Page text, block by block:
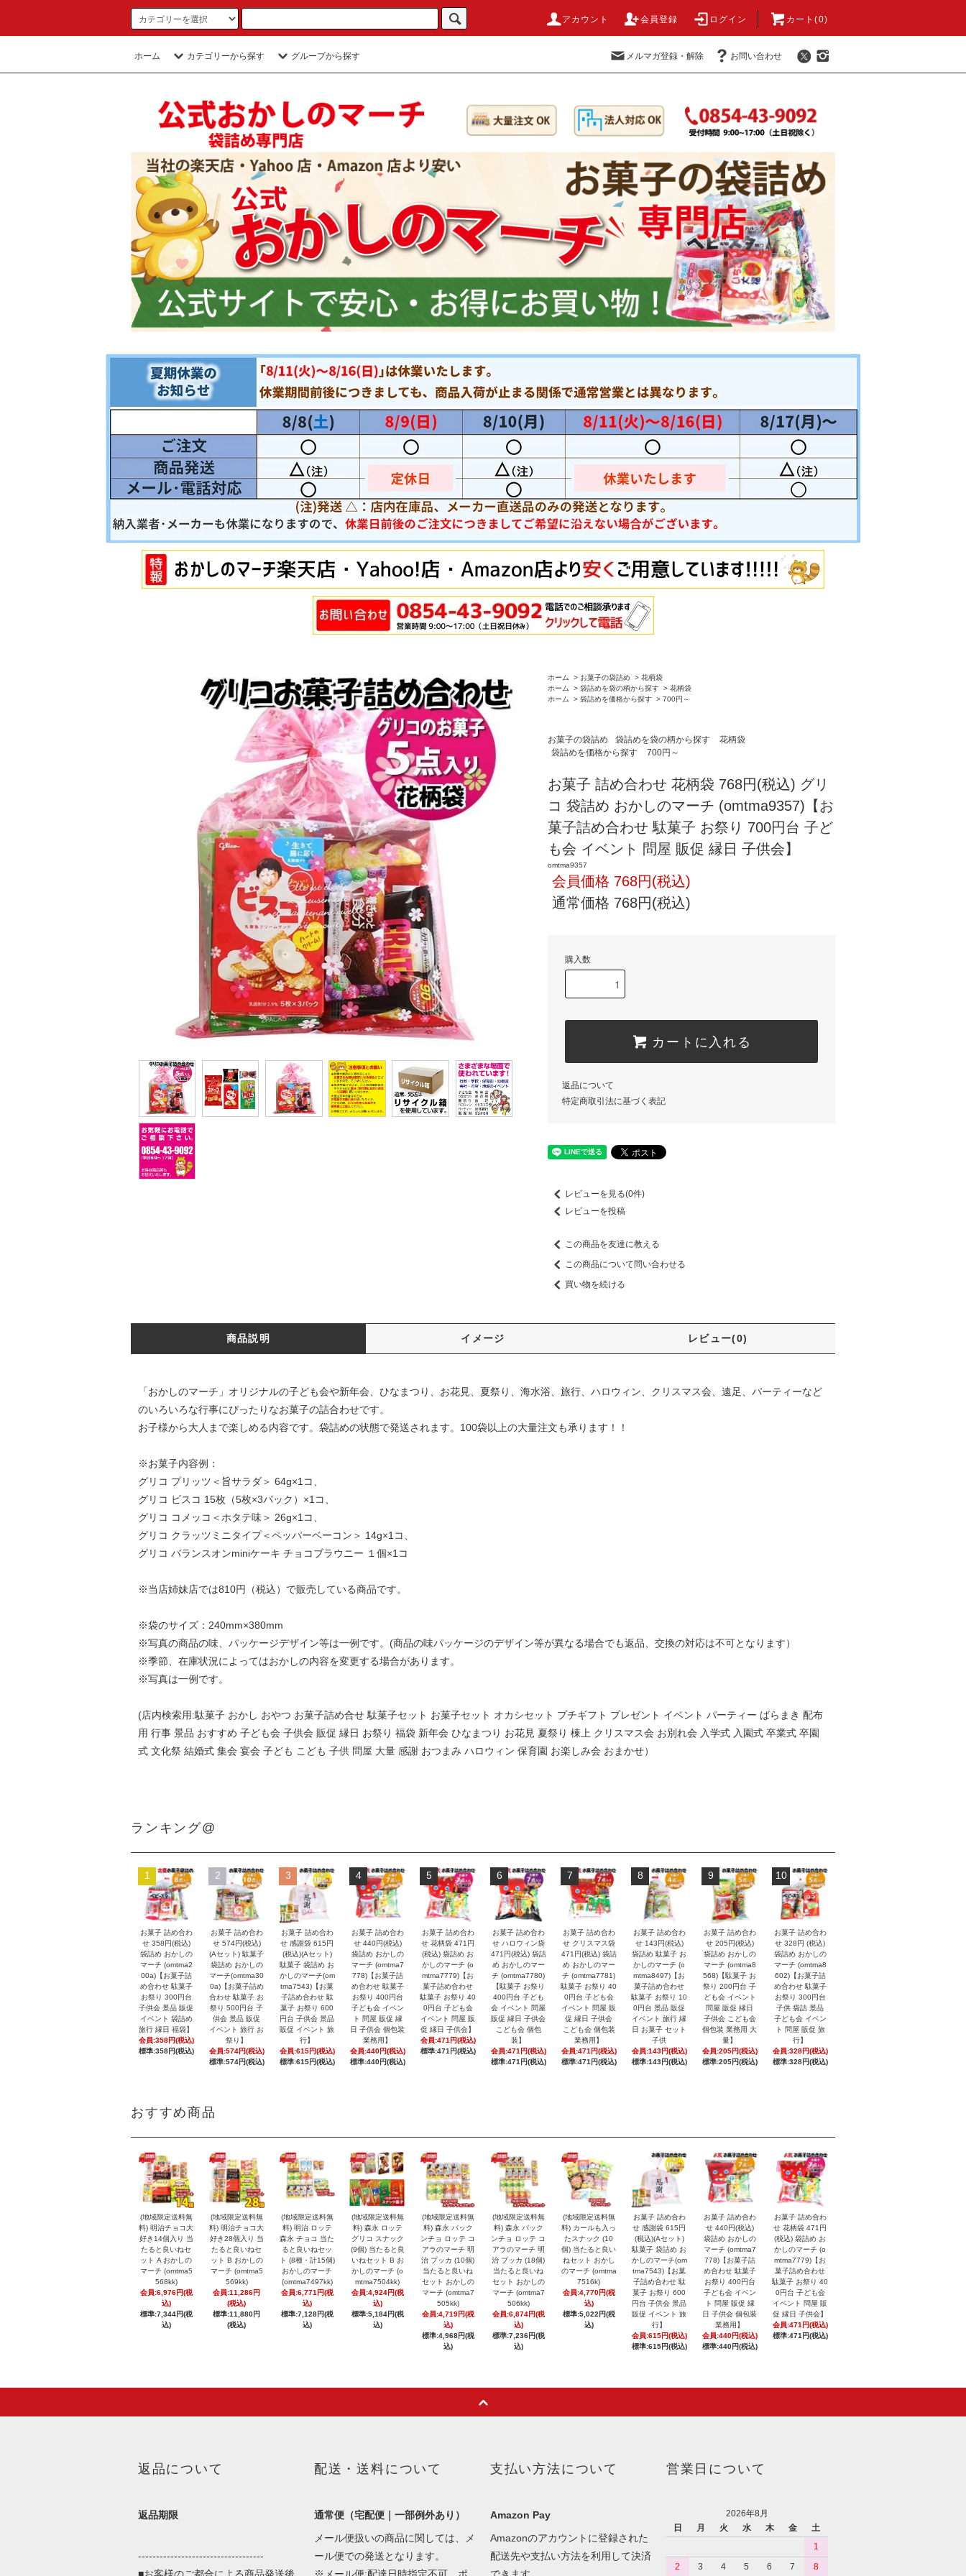
アカウント 会員登録 ログイン カート(0)
ホーム カテゴリーから探す グループから探す メルマガ登録・解除 お問い合わせ
ホーム > お菓子の袋詰め > 花柄袋
ホーム
> 袋詰めを袋の柄から探す > 花柄袋
ホーム
> 袋詰めを価格から探す > 700円～
お菓子の袋詰め 袋詰めを袋の柄から探す
花柄袋
袋詰めを価格から探す
700円～
お菓子 詰め合わせ 花柄袋 768円(税込) グリ
コ 袋詰め おかしのマーチ (omtma9357)【お
菓子詰め合わせ 駄菓子 お祭り 700円台 子ど
も会 イベント 問屋 販促 縁日 子供会】
omtma9357
会員価格 768円(税込)
通常価格 768円(税込)
購入数
カートに入れる
返品について
特定商取引法に基づく表記
レビューを見る(0件)
レビューを投稿
この商品を友達に教える
この商品について問い合わせる
買い物を続ける
商品説明 イメージ レビュー(0)
「おかしのマーチ」オリジナルの子ども会や新年会、ひなまつり、お花見、夏祭り、海水浴、旅行、ハロウィン、クリスマス会、遠足、パーティーなど
のいろいろな行事にぴったりなお菓子の詰合わせです。
お子様から大人まで楽しめる内容です。袋詰めの状態で発送されます。100袋以上の大量注文も承ります！！
※お菓子内容例：
グリコ プリッツ＜旨サラダ＞ 64g×1コ、
グリコ ビスコ 15枚（5枚×3パック）×1コ、
グリコ コメッコ＜ホタテ味＞ 26g×1コ、
グリコ クラッツミニタイプ＜ペッパーベーコン＞ 14g×1コ、
グリコ バランスオンminiケーキ チョコブラウニー １個×1コ
※当店姉妹店では810円（税込）で販売している商品です。
※袋のサイズ：240mm×380mm
※写真の商品の味、パッケージデザイン等は一例です。(商品の味パッケージのデザイン等が異なる場合でも返品、交換の対応は不可となります）
※季節、在庫状況によってはおかしの内容を変更する場合があります。
※写真は一例です。
(店内検索用:駄菓子 おかし おやつ お菓子詰め合せ 駄菓子セット お菓子セット オカシセット プチギフト プレゼント イベント パーティー ばらまき 配布
用 行事 景品 おすすめ 子ども会 子供会 販促 縁日 お祭り 福袋 新年会 ひなまつり お花見 夏祭り 棟上 クリスマス会 お別れ会 入学式 入園式 卒業式 卒園
式 文化祭 結婚式 集会 宴会 子ども こども 子供 問屋 大量 感謝 おつまみ ハロウィン 保育園 お楽しみ会 おまかせ）
ランキング@
1
お菓子 詰め合わ
せ 358円(税込)
袋詰め おかしの
マーチ (omtma2
00a)【お菓子詰
め合わせ 駄菓子
お祭り 300円台
子供会 景品 販促
イベント 袋詰め
旅行 縁日 福袋】
会員:358円(税込)
標準:358円(税込)
2
お菓子 詰め合わ
せ 574円(税込)
(Aセット) 駄菓子
袋詰め おかしの
マーチ(omtma30
0a)【お菓子詰め
合わせ 駄菓子 お
祭り 500円台 子
供会 景品 販促
イベント 旅行 お
祭り】
会員:574円(税込)
標準:574円(税込)
3
お菓子 詰め合わ
せ 感謝袋 615円
(税込)(Aセット)
駄菓子 袋詰め お
かしのマーチ(om
tma7543)【お菓
子詰め合わせ 駄
菓子 お祭り 600
円台 子供会 景品
販促 イベント 旅
行】
会員:615円(税込)
標準:615円(税込)
4
お菓子 詰め合わ
せ 440円(税込)
袋詰め おかしの
マーチ (omtma7
778)【お菓子詰
め合わせ 駄菓子
お祭り 400円台
子ども会 イベン
ト 問屋 販促 縁
日 子供会 個包装
業務用】
会員:440円(税込)
標準:440円(税込)
5
お菓子 詰め合わ
せ 花柄袋 471円
(税込) 袋詰め お
かしのマーチ (o
mtma7779)【お
菓子詰め合わせ
駄菓子 お祭り 40
0円台 子ども会
イベント 問屋 販
促 縁日 子供会】
会員:471円(税込)
標準:471円(税込)
6
お菓子 詰め合わ
せ ハロウィン袋
471円(税込) 袋詰
め おかしのマー
チ (omtma7780)
【駄菓子 お祭り
400円台 子ども
会 イベント 問屋
販促 縁日 子供会
こども会 個包
装】
会員:471円(税込)
標準:471円(税込)
7
お菓子 詰め合わ
せ クリスマス袋
471円(税込) 袋詰
め おかしのマー
チ (omtma7781)
駄菓子 お祭り 40
0円台 子ども会
イベント 問屋 販
促 縁日 子供会
こども会 個包装
業務用】
会員:471円(税込)
標準:471円(税込)
8
お菓子 詰め合わ
せ 143円(税込)
袋詰め 駄菓子 お
かしのマーチ (o
mtma8497)【お
菓子詰め合わせ
駄菓子 お祭り 10
0円台 景品 販促
イベント 旅行 縁
日 お菓子 セット
子供
会員:143円(税込)
標準:143円(税込)
9
お菓子 詰め合わ
せ 205円(税込)
袋詰め おかしの
マーチ (omtma8
568)【駄菓子 お
祭り 200円台 子
ども会 イベント
問屋 販促 縁日
子供会 こども会
個包装 業務用 大
量】
会員:205円(税込)
標準:205円(税込)
10
お菓子 詰め合わ
せ 328円 (税込)
袋詰め おかしの
マーチ (omtma8
602)【お菓子詰
め合わせ 駄菓子
お祭り 300円台
子供 袋詰 景品
子ども会 イベン
ト 問屋 販促 旅
行】
会員:328円(税込)
標準:328円(税込)
おすすめ商品
(地域限定送料無
料) 明治チョコ大
好き14個入り 当
たると良いねセ
ット A おかしの
マーチ (omtma5
568kk)
会員:6,976円(税
込)
標準:7,344円(税
込)
(地域限定送料無
料) 明治チョコ大
好き28個入り 当
たると良いねセ
ット B おかしの
マーチ (omtma5
569kk)
会員:11,286円
(税込)
標準:11,880円
(税込)
(地域限定送料無
料) 明治 ロッテ
森永 チョコ 当た
ると良いねセッ
ト (8種・計15個)
おかしのマーチ
(omtma7497kk)
会員:6,771円(税
込)
標準:7,128円(税
込)
(地域限定送料無
料) 森永 ロッテ
グリコ スナック
(9個) 当たると良
いねセット B お
かしのマーチ (o
mtma7504kk)
会員:4,924円(税
込)
標準:5,184円(税
込)
(地域限定送料無
料) 森永 パック
ンチョ ロッテ コ
アラのマーチ 明
治 プッカ (10個)
当たると良いね
セット おかしの
マーチ (omtma7
505kk)
会員:4,719円(税
込)
標準:4,968円(税
込)
(地域限定送料無
料) 森永 パック
ンチョ ロッテ コ
アラのマーチ 明
治 プッカ (18個)
当たると良いね
セット おかしの
マーチ (omtma7
506kk)
会員:6,874円(税
込)
標準:7,236円(税
込)
(地域限定送料無
料) カールも入っ
たスナック (10
個) 当たると良い
ねセット おかし
のマーチ (omtma
7516k)
会員:4,770円(税
込)
標準:5,022円(税
込)
お菓子 詰め合わ
せ 感謝袋 615円
(税込)(Aセット)
駄菓子 袋詰め お
かしのマーチ(om
tma7543)【お菓
子詰め合わせ 駄
菓子 お祭り 600
円台 子供会 景品
販促 イベント 旅
行】
会員:615円(税込)
標準:615円(税込)
お菓子 詰め合わ
せ 440円(税込)
袋詰め おかしの
マーチ (omtma7
778)【お菓子詰
め合わせ 駄菓子
お祭り 400円台
子ども会 イベン
ト 問屋 販促 縁
日 子供会 個包装
業務用】
会員:440円(税込)
標準:440円(税込)
お菓子 詰め合わ
せ 花柄袋 471円
(税込) 袋詰め お
かしのマーチ (o
mtma7779)【お
菓子詰め合わせ
駄菓子 お祭り 40
0円台 子ども会
イベント 問屋 販
促 縁日 子供会】
会員:471円(税込)
標準:471円(税込)
返品について
返品期限
-----------------------------------
■お客様のご都合による商品発送後
配送・送料について
通常便（宅配便｜一部例外あり）
メール便扱いの商品に関しては、メ
ール便での発送となります。
※メール便:配達日時指定不可、ポ
支払い方法について
Amazon Pay
Amazonのアカウントに登録された
配送先や支払い方法を利用して決済
できます。
営業日について
2026年8月
日
月 火 水 木 金
土
1
2
3 4 5 6 7 8